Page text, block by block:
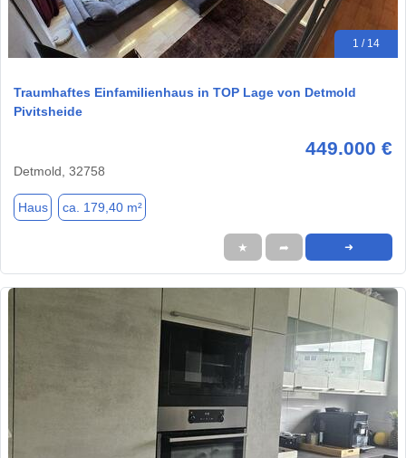
1 / 14
Traumhaftes Einfamilienhaus in TOP Lage von Detmold
Pivitsheide
449.000 €
Detmold, 32758
Haus ca. 179,40 m²
★ ➦ ➜